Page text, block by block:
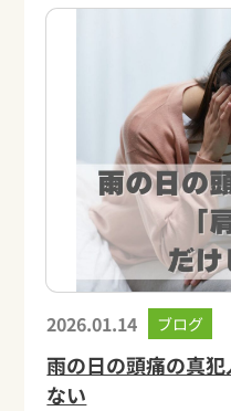
2026.01.14 ブログ
雨の日の頭痛の真
ない